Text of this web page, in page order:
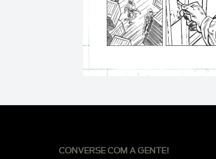
CONVERSE COM A GENTE!